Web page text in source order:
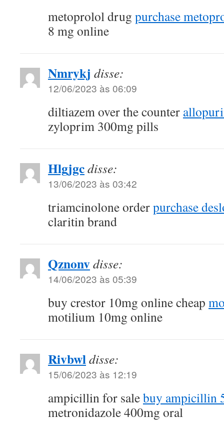
metoprolol drug purchase
8 mg online
Nmrykj disse:
12/06/2023 às 06:09
diltiazem over the counter
zyloprim 300mg pills
Hlgjgcdisse:
13/06/2023 às 03:42
triamcinolone orderpurchase
claritin brand
Qznonvdisse:
14/06/2023 às 05:39
buy crestor 10mg online cheap
motilium 10mg online
Rivbwldisse:
15/06/2023 às 12:19
ampicillin for salebuy ampicillin
metronidazole 400mg oral